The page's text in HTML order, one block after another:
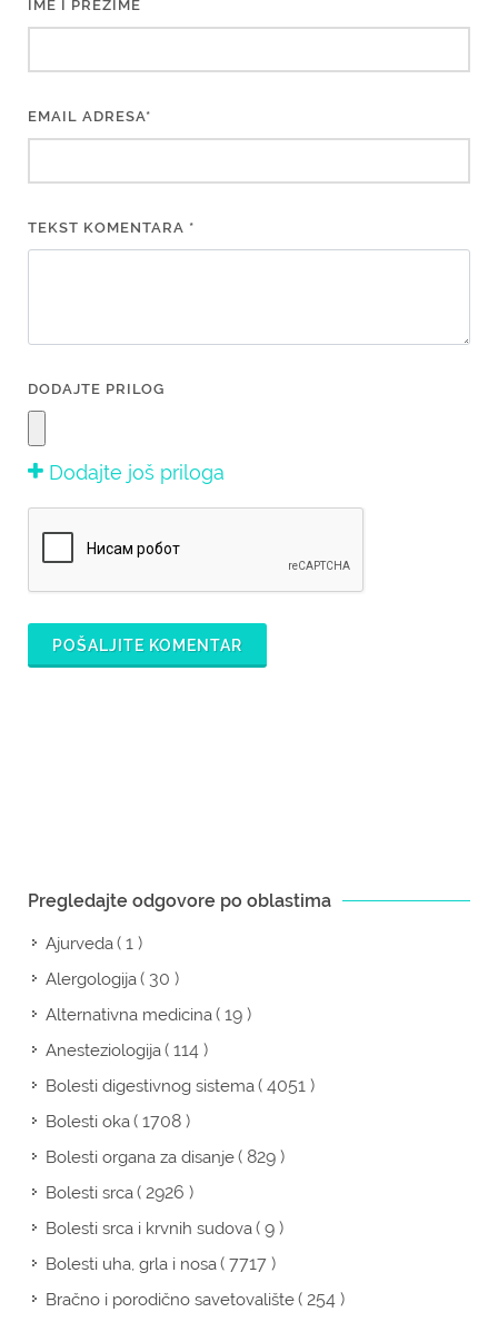
IME I PREZIME
EMAIL ADRESA*
TEKST KOMENTARA *
DODAJTE PRILOG
Dodajte još priloga
POŠALJITE KOMENTAR
Pregledajte odgovore po oblastima
Ajurveda( 1 )
Alergologija( 30 )
Alternativna medicina( 19 )
Anesteziologija( 114 )
Bolesti digestivnog sistema( 4051 )
Bolesti oka( 1708 )
Bolesti organa za disanje( 829 )
Bolesti srca( 2926 )
Bolesti srca i krvnih sudova( 9 )
Bolesti uha, grla i nosa( 7717 )
Bračno i porodično savetovalište( 254 )